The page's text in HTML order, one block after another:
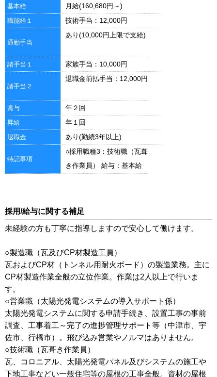
基本給 月給(160,680円～)
職能給１ 技術手当：12,000円
通勤手当
あり(10,000円上限で支給)
諸手当１ 家族手当：10,000円
諸手当２
退職金前払手当：12,000円
賞与 年２回
昇給 年１回
退職金 あり(勤続3年以上)
特記事項
○採用職種3：技術職（瓦葺
き作業員） 給与：基本給
採用/給与に関する補足
未経験の方も丁寧に指導しますので安心して働けます。
○製造職（瓦及びCP材製造工員）
瓦およびCP材（トンネル用耐火ボード）の製造業務。主に
CP材製造作業全般の立位作業。作業は2人以上で行いま
す。
○営業職（太陽光発電システムの導入サポート係）
太陽光発電システムに関する申請手続き、設置工事の事前
調査、工事着工～完了の進捗管理サポート等（中津市、宇
佐市、行橋市）。飛び込み営業やノルマはありません。
○技術職（瓦葺き作業員）
瓦、コロニアル、太陽光発電パネル及びシステムの施工や
下地工事などい一般住宅等の屋根の工事全般。資材の屋根